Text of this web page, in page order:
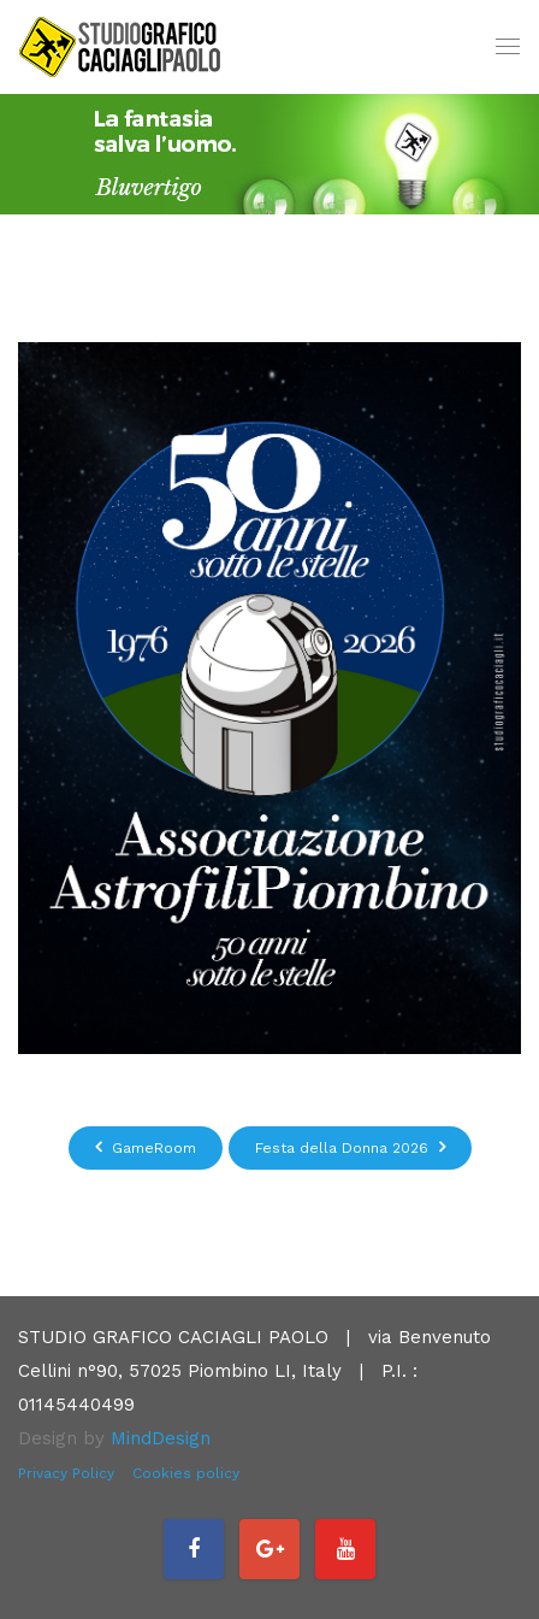
GameRoom Festa della Donna 2026
STUDIO GRAFICO CACIAGLI PAOLO | via Benvenuto
Cellini n°90, 57025 Piombino LI, Italy | P.I. :
01145440499
Design by MindDesign
Privacy Policy Cookies policy